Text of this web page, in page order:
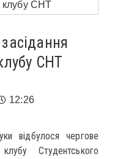
СНТ
12:26
відбулося чергове
клубу Студентського